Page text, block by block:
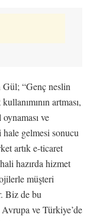
Gül; “Genç neslin
artması,
ve
hale gelmesi sonucu
artık e-ticaret
hazırda hizmet
müşteri
Biz de bu
Avrupa ve Türkiye’de